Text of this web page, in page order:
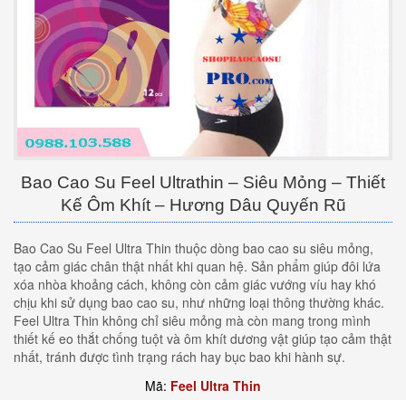
Bao Cao Su Feel Ultrathin – Siêu Mỏng – Thiết
Kế Ôm Khít – Hương Dâu Quyến Rũ
Bao Cao Su Feel Ultra Thin thuộc dòng bao cao su siêu mỏng,
tạo cảm giác chân thật nhất khi quan hệ. Sản phẩm giúp đôi lứa
xóa nhòa khoảng cách, không còn cảm giác vướng víu hay khó
chịu khi sử dụng bao cao su, như những loại thông thường khác.
Feel Ultra Thin không chỉ siêu mỏng mà còn mang trong mình
thiết kế eo thắt chống tuột và ôm khít dương vật giúp tạo cảm thật
nhất, tránh được tình trạng rách hay bục bao khi hành sự.
Mã: Feel Ultra Thin